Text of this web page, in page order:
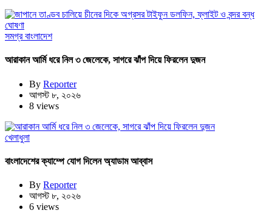
সমগ্র বাংলাদেশ
আরাকান আর্মি ধরে নিল ৩ জেলেকে, সাগরে ঝাঁপ দিয়ে ফিরলেন দুজন
By Reporter
আগস্ট ৮, ২০২৬
8 views
খেলাধুলা
বাংলাদেশের ক্যাম্পে যোগ দিলেন অ্যাডাম আব্বাস
By Reporter
আগস্ট ৮, ২০২৬
6 views